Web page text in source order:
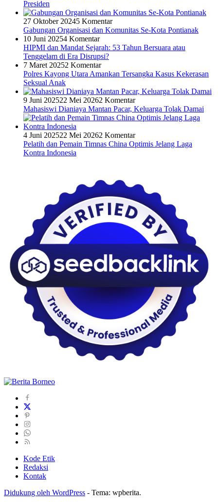
Presiden
27 Oktober 20245 Komentar
Gabungan Organisasi dan Komunitas Se-Kota Pontianak
10 Juni 20254 Komentar
HIPMI dan Mandat Sejarah: 53 Tahun Bersuara atau
Tenggelam di Era Disrupsi?
7 Maret 20252 Komentar
Polres Kayong Utara Amankan Tersangka Kasus Kekerasan
Seksual Anak
9 Juni 202522 Mei 20262 Komentar
Mahasiswi Dianiaya Mantan Pacar, Keluarga Tolak Damai
4 Juni 202522 Mei 20262 Komentar
Pelatih dan Pemain Timnas China Optimis Jelang Laga
Kontra Indonesia
Kode Etik
Redaksi
Kontak
Didukung oleh WordPress - Tema: wpberita.